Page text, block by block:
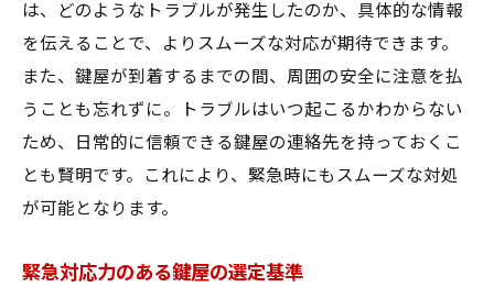
は、どのようなトラブルが発生したのか、具体的な情報
を伝えることで、よりスムーズな対応が期待できます。
また、鍵屋が到着するまでの間、周囲の安全に注意を払
うことも忘れずに。トラブルはいつ起こるかわからない
ため、日常的に信頼できる鍵屋の連絡先を持っておくこ
とも賢明です。これにより、緊急時にもスムーズな対処
が可能となります。
緊急対応力のある鍵屋の選定基準